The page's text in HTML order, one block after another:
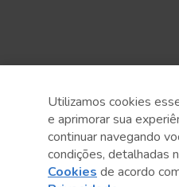
Utilizamos cookies
e aprimorar sua
continuar navegando
condições, detalhadas
Cookies de acordo